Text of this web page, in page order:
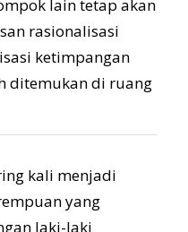
lain tetap akan
rasionalisasi
ketimpangan
ditemukan di ruang
kali menjadi
yang
laki-laki